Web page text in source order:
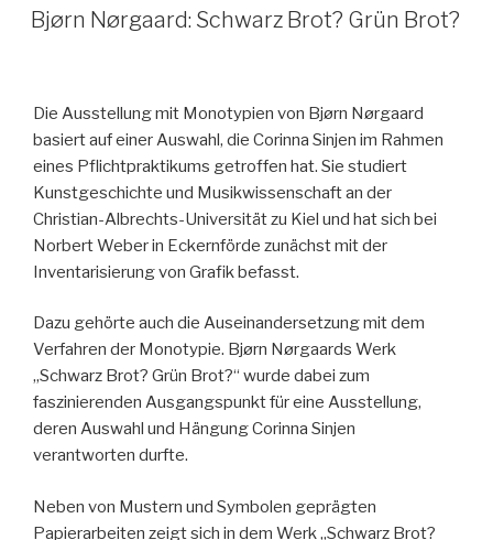
ON
Bjørn Nørgaard: Schwarz Brot? Grün Brot?
Die Ausstellung mit Monotypien von Bjørn Nørgaard
basiert auf einer Auswahl, die Corinna Sinjen im Rahmen
eines Pflichtpraktikums getroffen hat. Sie studiert
Kunstgeschichte und Musikwissenschaft an der
Christian-Albrechts-Universität zu Kiel und hat sich bei
Norbert Weber in Eckernförde zunächst mit der
Inventarisierung von Grafik befasst.
Dazu gehörte auch die Auseinandersetzung mit dem
Verfahren der Monotypie. Bjørn Nørgaards Werk
„Schwarz Brot? Grün Brot?“ wurde dabei zum
faszinierenden Ausgangspunkt für eine Ausstellung,
deren Auswahl und Hängung Corinna Sinjen
verantworten durfte.
Neben von Mustern und Symbolen geprägten
Papierarbeiten zeigt sich in dem Werk „Schwarz Brot?